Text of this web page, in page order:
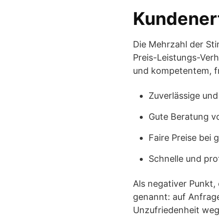
Die Mehrzahl der
Preis-Leistungs-
und kompetentem,
Zuverlässige
Gute Beratung
Faire Preise bei
Schnelle und
Als negativer
genannt: auf
Unzufriedenheit